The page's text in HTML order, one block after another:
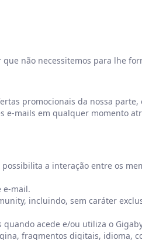
não necessitemos para lhe
promocionais da nossa
e-mails em qualquer momento
a interação entre os
e-mail.
incluindo, sem caráter
acede e/ou utiliza o
fragmentos digitais, idioma,